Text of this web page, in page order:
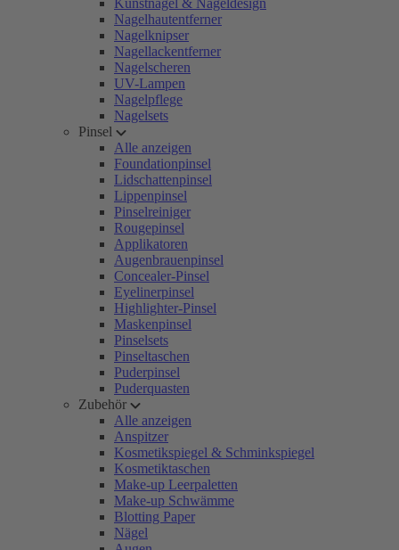
Kunstnägel & Nageldesign
Nagelhautentferner
Nagelknipser
Nagellackentferner
Nagelscheren
UV-Lampen
Nagelpflege
Nagelsets
Pinsel
Alle anzeigen
Foundationpinsel
Lidschattenpinsel
Lippenpinsel
Pinselreiniger
Rougepinsel
Applikatoren
Augenbrauenpinsel
Concealer-Pinsel
Eyelinerpinsel
Highlighter-Pinsel
Maskenpinsel
Pinselsets
Pinseltaschen
Puderpinsel
Puderquasten
Zubehör
Alle anzeigen
Anspitzer
Kosmetikspiegel & Schminkspiegel
Kosmetiktaschen
Make-up Leerpaletten
Make-up Schwämme
Blotting Paper
Nägel